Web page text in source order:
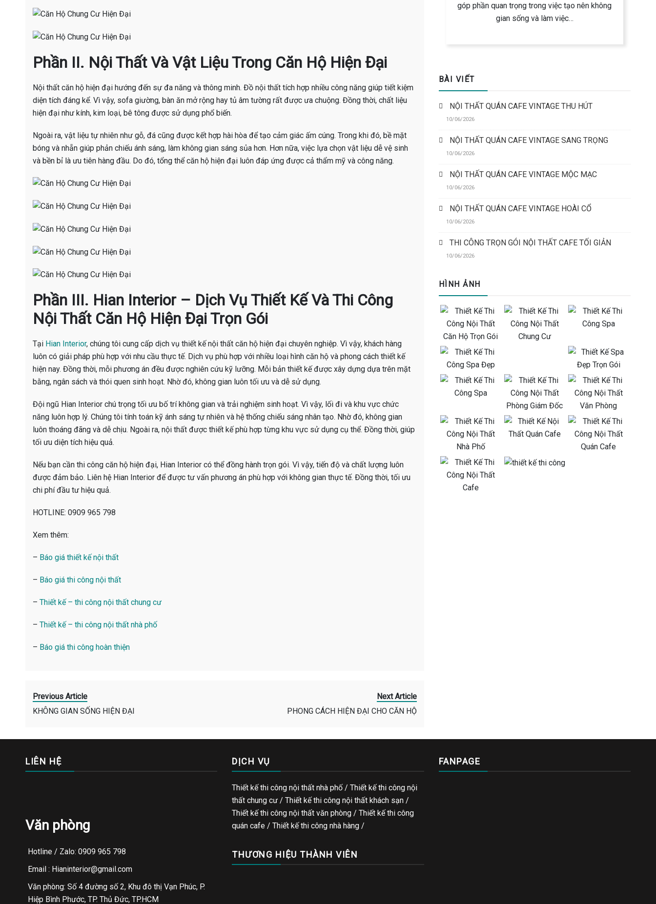
Phần II. Nội Thất Và Vật Liệu Trong Căn Hộ Hiện Đại
Nội thất căn hộ hiện đại hướng đến sự đa năng và thông minh. Đồ nội thất tích hợp nhiều công năng giúp tiết kiệm
diện tích đáng kể. Vì vậy, sofa giường, bàn ăn mở rộng hay tủ âm tường rất được ưa chuộng. Đồng thời, chất liệu
hiện đại như kính, kim loại, bê tông được sử dụng phổ biến.
Ngoài ra, vật liệu tự nhiên như gỗ, đá cũng được kết hợp hài hòa để tạo cảm giác ấm cúng. Trong khi đó, bề mặt
bóng và nhẵn giúp phản chiếu ánh sáng, làm không gian sáng sủa hơn. Hơn nữa, việc lựa chọn vật liệu dễ vệ sinh
và bền bỉ là ưu tiên hàng đầu. Do đó, tổng thể căn hộ hiện đại luôn đáp ứng được cả thẩm mỹ và công năng.
Phần III. Hian Interior – Dịch Vụ Thiết Kế Và Thi Công
Nội Thất Căn Hộ Hiện Đại Trọn Gói
Tại Hian Interior, chúng tôi cung cấp dịch vụ thiết kế nội thất căn hộ hiện đại chuyên nghiệp. Vì vậy, khách hàng
luôn có giải pháp phù hợp với nhu cầu thực tế. Dịch vụ phù hợp với nhiều loại hình căn hộ và phong cách thiết kế
hiện nay. Đồng thời, mỗi phương án đều được nghiên cứu kỹ lưỡng. Mỗi bản thiết kế được xây dựng dựa trên mặt
bằng, ngân sách và thói quen sinh hoạt. Nhờ đó, không gian luôn tối ưu và dễ sử dụng.
Đội ngũ Hian Interior chú trọng tối ưu bố trí không gian và trải nghiệm sinh hoạt. Vì vậy, lối đi và khu vực chức
năng luôn hợp lý. Chúng tôi tính toán kỹ ánh sáng tự nhiên và hệ thống chiếu sáng nhân tạo. Nhờ đó, không gian
luôn thoáng đãng và dễ chịu. Ngoài ra, nội thất được thiết kế phù hợp từng khu vực sử dụng cụ thể. Đồng thời, giúp
tối ưu diện tích hiệu quả.
Nếu bạn cần thi công căn hộ hiện đại, Hian Interior có thể đồng hành trọn gói. Vì vậy, tiến độ và chất lượng luôn
được đảm bảo. Liên hệ Hian Interior để được tư vấn phương án phù hợp với không gian thực tế. Đồng thời, tối ưu
chi phí đầu tư hiệu quả.
HOTLINE: 0909 965 798
Xem thêm:
– Báo giá thiết kế nội thất
– Báo giá thi công nội thất
– Thiết kế – thi công nội thất chung cư
– Thiết kế – thi công nội thất nhà phố
– Báo giá thi công hoàn thiện
Previous Article
KHÔNG GIAN SỐNG HIỆN ĐẠI
Next Article
PHONG CÁCH HIỆN ĐẠI CHO CĂN HỘ
góp phần quan trọng trong việc tạo nên không
gian sống và làm việc…
BÀI VIẾT
NỘI THẤT QUÁN CAFE VINTAGE THU HÚT
10/06/2026
NỘI THẤT QUÁN CAFE VINTAGE SANG TRỌNG
10/06/2026
NỘI THẤT QUÁN CAFE VINTAGE MỘC MẠC
10/06/2026
NỘI THẤT QUÁN CAFE VINTAGE HOÀI CỔ
10/06/2026
THI CÔNG TRỌN GÓI NỘI THẤT CAFE TỐI GIẢN
10/06/2026
HÌNH ẢNH
LIÊN HỆ
Văn phòng
Hotline / Zalo: 0909 965 798
Email : Hianinterior@gmail.com
Văn phòng: Số 4 đường số 2, Khu đô thị Vạn Phúc, P.
Hiệp Bình Phước, TP. Thủ Đức, TP.HCM
DỊCH VỤ
Thiết kế thi công nội thất nhà phố / Thiết kế thi công nội
thất chung cư / Thiết kế thi công nội thất khách sạn /
Thiết kế thi công nội thất văn phòng /Thiết kế thi công
quán cafe /Thiết kế thi công nhà hàng /
THƯƠNG HIỆU THÀNH VIÊN
FANPAGE